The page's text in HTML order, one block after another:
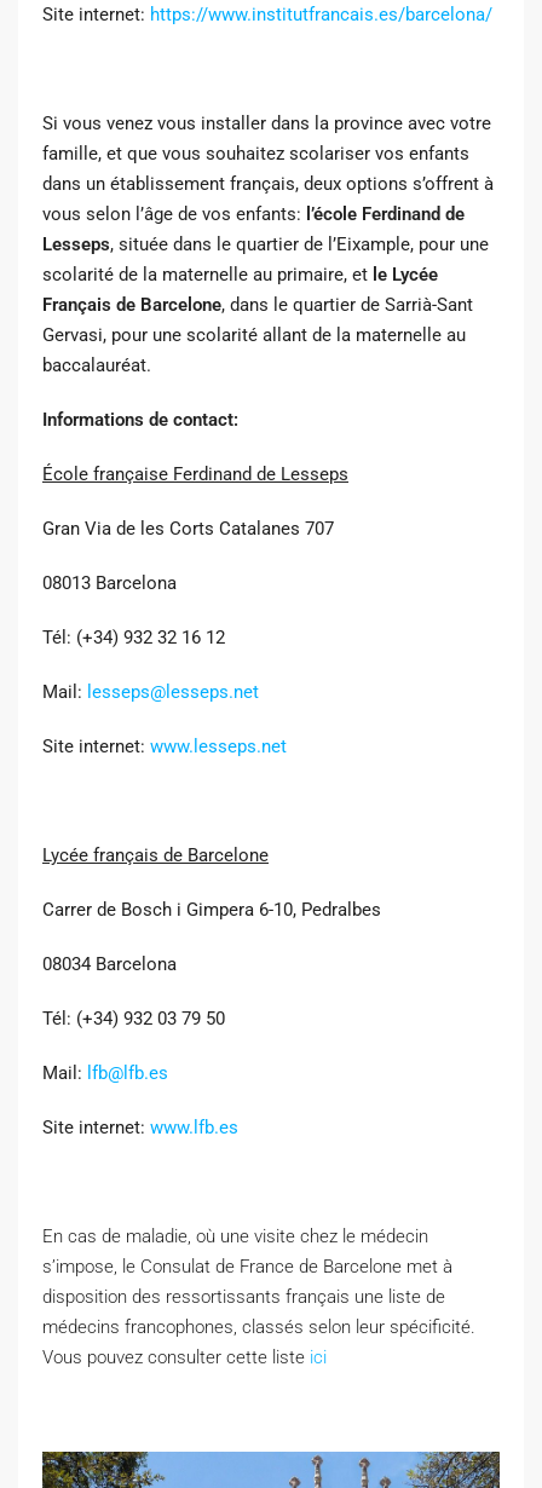
Site internet: https://www.institutfrancais.es/barcelona/
Si vous venez vous installer dans la province avec votre
famille, et que vous souhaitez scolariser vos enfants
dans un établissement français, deux options s’offrent à
vous selon l’âge de vos enfants: l’école Ferdinand de
Lesseps, située dans le quartier de l’Eixample, pour une
scolarité de la maternelle au primaire, et le Lycée
Français de Barcelone, dans le quartier de Sarrià-Sant
Gervasi, pour une scolarité allant de la maternelle au
baccalauréat.
Informations de contact:
École française Ferdinand de Lesseps
Gran Via de les Corts Catalanes 707
08013 Barcelona
Tél: (+34) 932 32 16 12
Mail: lesseps@lesseps.net
Site internet: www.lesseps.net
Lycée français de Barcelone
Carrer de Bosch i Gimpera 6-10, Pedralbes
08034 Barcelona
Tél: (+34) 932 03 79 50
Mail: lfb@lfb.es
Site internet: www.lfb.es
En cas de maladie, où une visite chez le médecin
s’impose, le Consulat de France de Barcelone met à
disposition des ressortissants français une liste de
médecins francophones, classés selon leur spécificité.
Vous pouvez consulter cette liste ici